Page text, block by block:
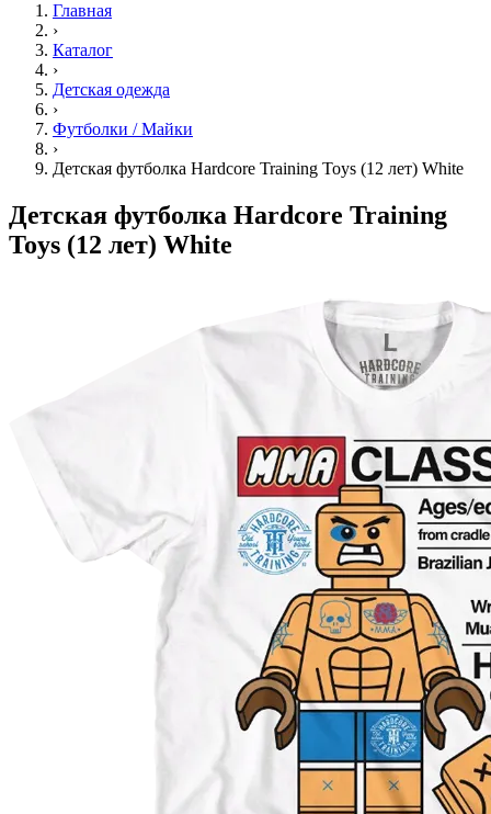
Главная
›
Каталог
›
Детская одежда
›
Футболки / Майки
›
Детская футболка Hardcore Training Toys (12 лет) White
Детская футболка Hardcore Training
Toys (12 лет) White